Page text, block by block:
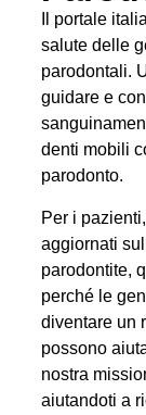
Il portale
salute delle
parodontali.
guidare e
denti mobili
parodonto.
Per i
aggiornati
parodontite,
perché le
diventare un
possono
nostra
aiutandoti a